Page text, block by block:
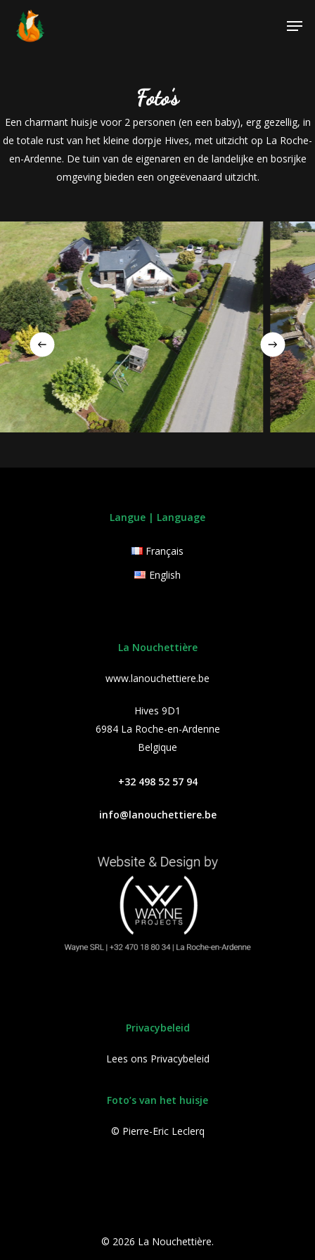
Foto’s
Een charmant huisje voor 2 personen (en een baby), erg gezellig, in
de totale rust van het kleine dorpje Hives, met uitzicht op La Roche-
en-Ardenne. De tuin van de eigenaren en de landelijke en bosrijke
omgeving bieden een ongeëvenaard uitzicht.
Langue | Language
Français
English
La Nouchettière
www.lanouchettiere.be
Hives 9D1
6984 La Roche-en-Ardenne
Belgique
+32 498 52 57 94
info@lanouchettiere.be
Privacybeleid
Lees ons Privacybeleid
Foto’s van het huisje
© Pierre-Eric Leclerq
© 2026 La Nouchettière.